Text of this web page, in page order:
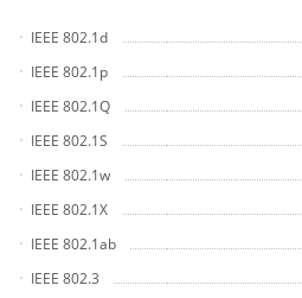
IEEE 802.1d
IEEE 802.1p
IEEE 802.1Q
IEEE 802.1S
IEEE 802.1w
IEEE 802.1X
IEEE 802.1ab
IEEE 802.3